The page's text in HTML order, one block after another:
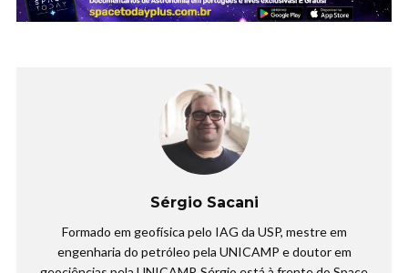
Sérgio Sacani
Formado em geofísica pelo IAG da USP, mestre em
engenharia do petróleo pela UNICAMP e doutor em